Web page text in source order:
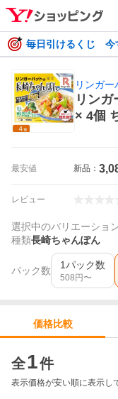
毎日引けるくじ 今
リンガー
リン
× 4個
最安値 新品：
レビュー
選択中のバリエーショ
種類長崎ちゃんぽん
パック数 1パック数
508 円〜
価格比較
全1件
表示価格が安い順に表示し